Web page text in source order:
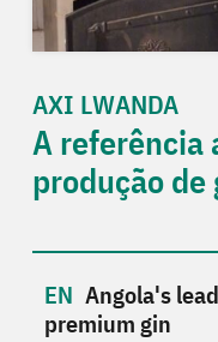
AXI LWANDA
A referência
produção
Angola's
premium gin